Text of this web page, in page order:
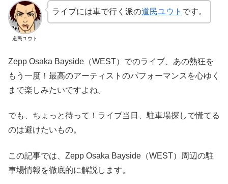
道民ユウト
ライブには車で行く派の道民ユウト です。
Zepp Osaka Bayside（WEST）でのライブ、あの熱狂を
もう一度！最高のアーティストのパフォーマンスを心ゆく
まで楽しみたいですよね。
でも、ちょっと待って！ライブ当日、駐車場探しで慌てる
のは避けたいもの。
この記事では、Zepp Osaka Bayside（WEST）周辺の駐
車場情報を徹底的に解説します。